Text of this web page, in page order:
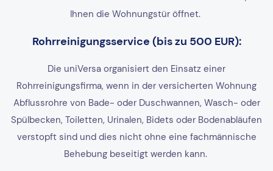
Ihnen die Wohnungstür öffnet.
Rohrreinigungsservice (bis zu 500 EUR):
Die uniVersa organisiert den Einsatz einer
Rohrreinigungsfirma, wenn in der versicherten Wohnung
Abflussrohre von Bade- oder Duschwannen, Wasch- oder
Spülbecken, Toiletten, Urinalen, Bidets oder Bodenabläufen
verstopft sind und dies nicht ohne eine fachmännische
Behebung beseitigt werden kann.